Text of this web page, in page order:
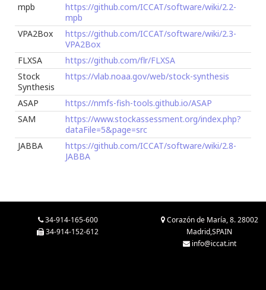
mpb
https://github.com/ICCAT/software/wiki/2.2-
mpb
VPA2Box
https://github.com/ICCAT/software/wiki/2.3-
VPA2Box
FLXSA
https://github.com/flr/FLXSA
Stock
Synthesis
https://vlab.noaa.gov/web/stock-synthesis
ASAP
https://nmfs-fish-tools.github.io/ASAP
SAM
https://www.stockassessment.org/index.php?
dataFile=5&page=src
JABBA
https://github.com/ICCAT/software/wiki/2.8-
JABBA
34-914-165-600
34-914-152-612
Corazón de María, 8. 28002
Madrid,SPAIN
info@iccat.int